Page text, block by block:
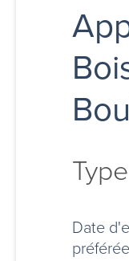
Date
préférée